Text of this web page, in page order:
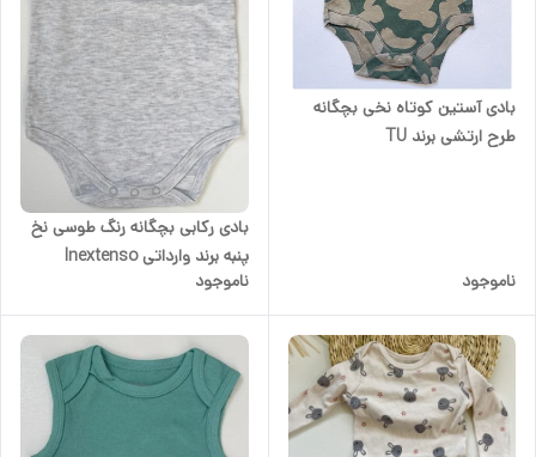
بادی آستین کوتاه نخی بچگانه
طرح ارتشی برند TU
ناموجود
بادی رکابی بچگانه رنگ طوسی نخ
پنبه برند وارداتی Inextenso
ناموجود